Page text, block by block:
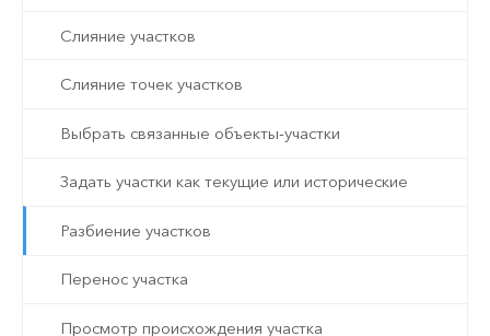
Слияние участков
Слияние точек участков
Выбрать связанные объекты-участки
Задать участки как текущие или исторические
Разбиение участков
Перенос участка
Просмотр происхождения участка